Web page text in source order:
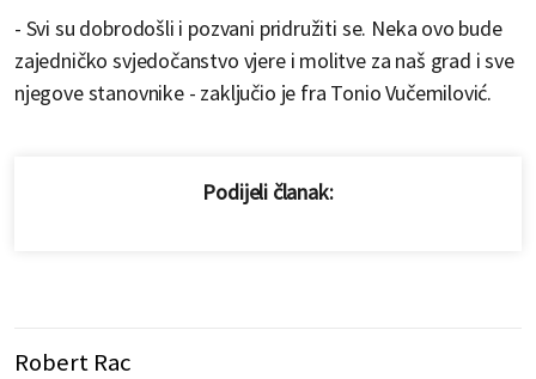
- Svi su dobrodošli i pozvani pridružiti se. Neka ovo bude
zajedničko svjedočanstvo vjere i molitve za naš grad i sve
njegove stanovnike - zaključio je fra Tonio Vučemilović.
Podijeli članak:
Robert Rac